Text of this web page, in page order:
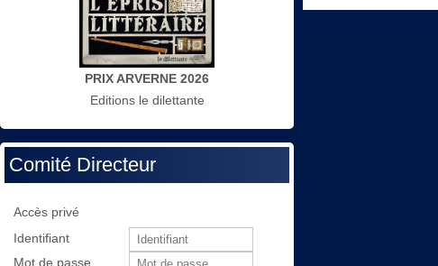
PRIX ARVERNE 2026
Editions le dilettante
Comité Directeur
Accès privé
Identifiant
Mot de passe